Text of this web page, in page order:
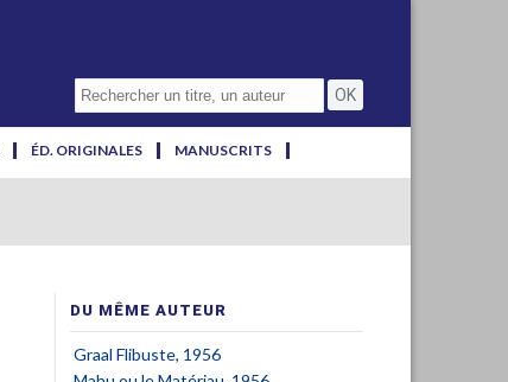
ÉD. ORIGINALES
MANUSCRITS
DU MÊME AUTEUR
Graal Flibuste, 1956